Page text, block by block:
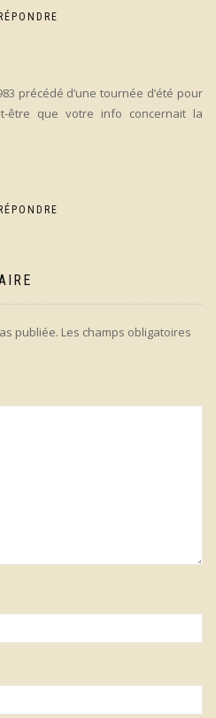
précédé d’une tournée d’été pour
être que votre info concernait la
publiée. Les champs obligatoires